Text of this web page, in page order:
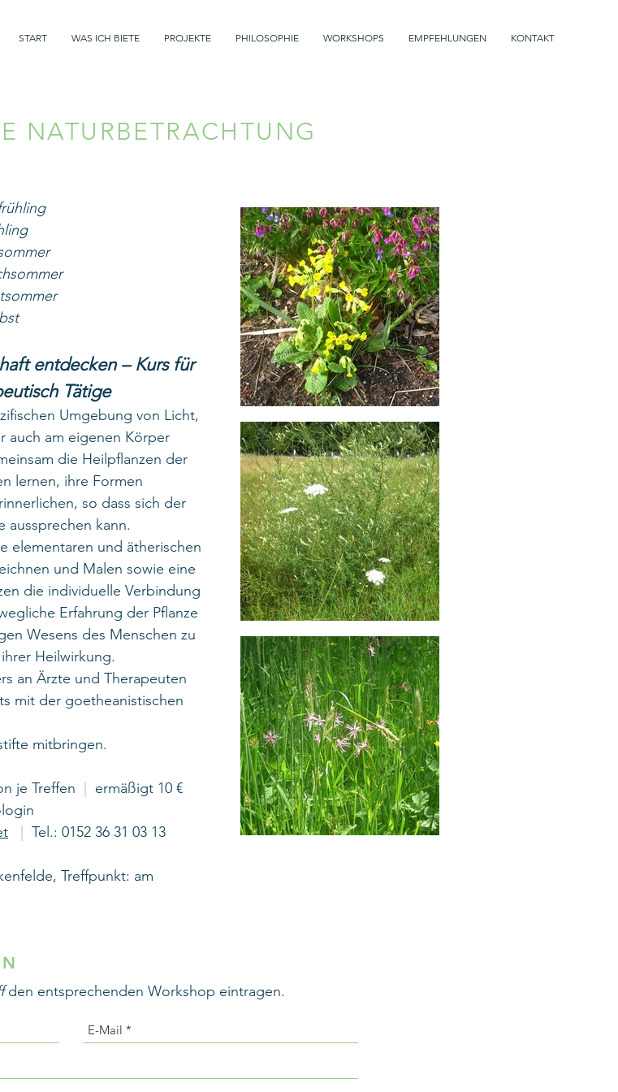
START WAS ICH BIETE PROJEKTE PHILOSOPHIE WORKSHOPS EMPFEHLUNGEN KONTAKT
NATURBETRACHTUNG
entdecken – Kurs für
Tätige
Umgebung von Licht,
auch am eigenen Körper
die Heilpflanzen der
lernen, ihre Formen
so dass sich der
aussprechen kann.
elementaren und ätherischen
und Malen sowie eine
die individuelle Verbindung
Erfahrung der Pflanze
Wesens des Menschen zu
Heilwirkung.
an Ärzte und Therapeuten
mit der goetheanistischen
mitbringen.
je Treffen
ermäßigt 10 €
Tel.: 0152 36 31 03 13
Treffpunkt: am
den entsprechenden Workshop eintragen.